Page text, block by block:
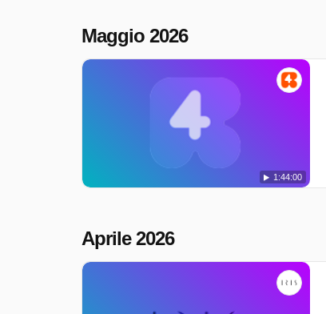
Maggio 2026
1:44:00
Aprile 2026